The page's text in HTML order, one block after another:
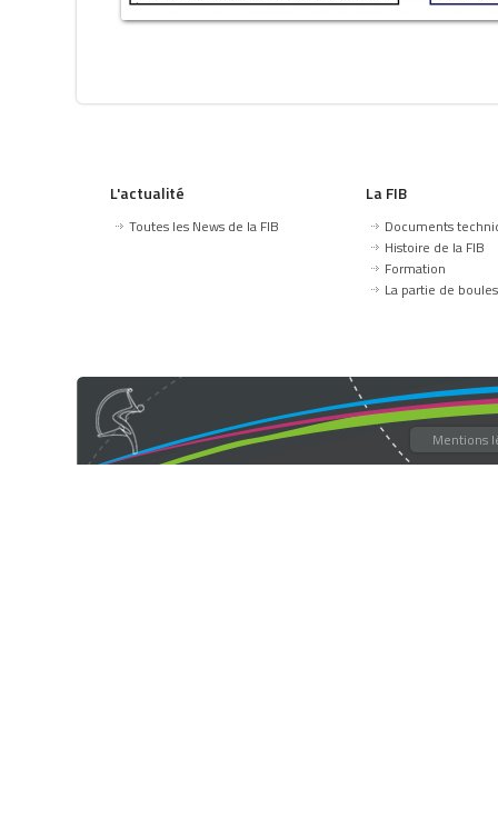
L'actualité
Toutes les News de la FIB
La FIB
Documents
Histoire de la FIB
Formation
La partie de boules
Mentions